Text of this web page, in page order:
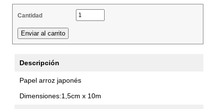
Cantidad
Descripción
Papel arroz japonés
Dimensiones:1,5cm x 10m